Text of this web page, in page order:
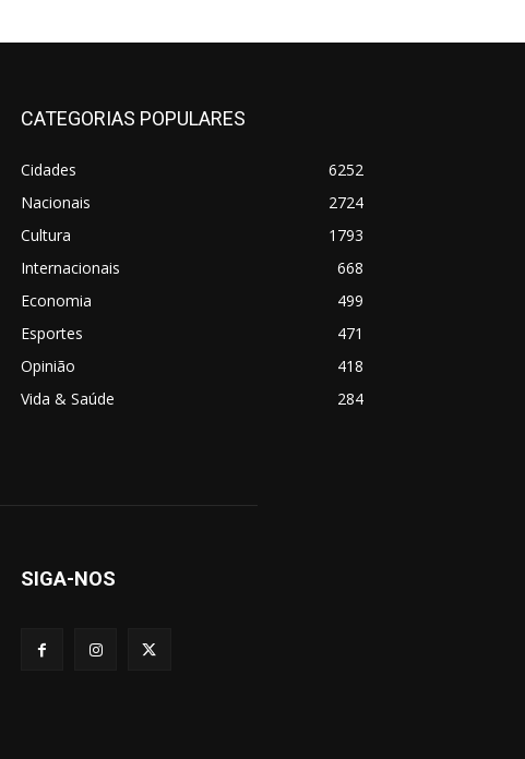
CATEGORIAS POPULARES
Cidades
6252
Nacionais
2724
Cultura
1793
Internacionais
668
Economia
499
Esportes
471
Opinião
418
Vida & Saúde
284
SIGA-NOS